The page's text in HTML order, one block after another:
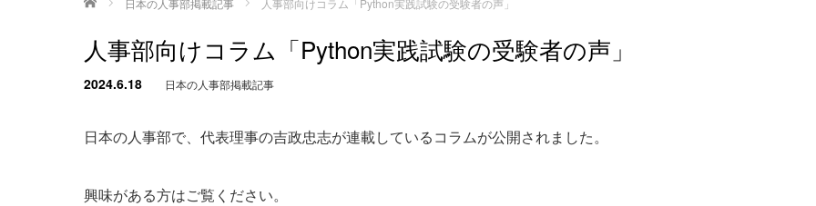
人事部向けコラム「Python実践試験の受験者の声」
2024.6.18 日本の人事部掲載記事
日本の人事部で、代表理事の吉政忠志が連載しているコラムが公開されました。
興味がある方はご覧ください。